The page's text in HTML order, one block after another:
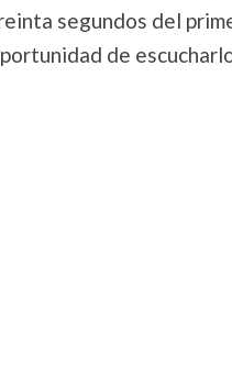
segundos del
de